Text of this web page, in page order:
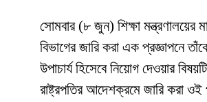
সোমবার (৮ জুন) শিক্ষা মন্ত্রণালয়ের
বিভাগের জারি করা এক প্রজ্ঞাপনে
উপাচার্য হিসেবে নিয়োগ দেওয়ার
রাষ্ট্রপতির আদেশক্রমে জারি করা ওই